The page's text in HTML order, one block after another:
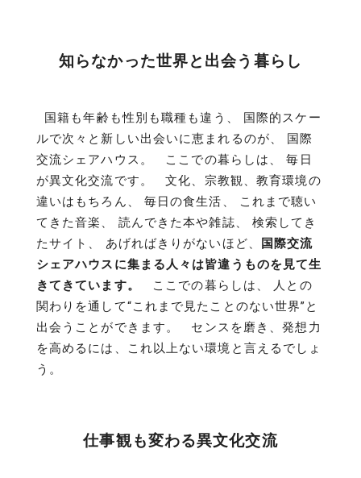
知らなかった世界と出会う暮らし
国籍も年齢も性別も職種も違う、 国際的スケー
ルで次々と新しい出会いに恵まれるのが、 国際
交流シェアハウス。 ここでの暮らしは、 毎日
が異文化交流です。 文化、宗教観、教育環境の
違いはもちろん、 毎日の食生活、 これまで聴い
てきた音楽、 読んできた本や雑誌、 検索してき
たサイト、 あげればきりがないほど、
国際交流
シェアハウスに集まる人々は皆違うものを見て生
きてきています。
ここでの暮らしは、 人との
関わりを通して“これまで見たことのない世界”と
出会うことができます。 センスを磨き、発想力
を高めるには、これ以上ない環境と言えるでしょ
う。
仕事観も変わる異文化交流